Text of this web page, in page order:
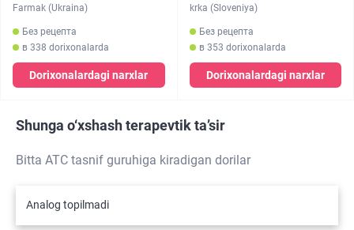
Farmak (Ukraina)
Без рецепта
в 338 dorixonalarda
Dorixonalardagi narxlar
krka (Sloveniya)
Без рецепта
в 353 dorixonalarda
Dorixonalardagi narxlar
Shunga o‘xshash terapevtik ta’sir
Bitta ATC tasnif guruhiga kiradigan dorilar
Analog topilmadi